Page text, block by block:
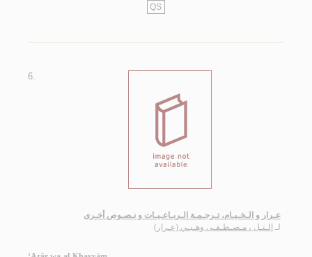
QS
6.
عـرار و الـخـيـام، تـرجـمـة الـربـاعـيـات و نـصـوص أخـرى
لـ الـتـل ، مـصـطـفـى وهـبـي (عـرار)